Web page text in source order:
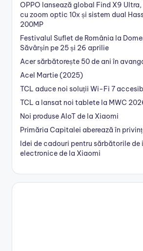
OPPO lansează global Find X9
cu zoom optic 10x și sistem dual
200MP
Festivalul Suflet de România la
Săvârșin pe 25 și 26 aprilie
Acer sărbătorește 50 de ani în
Acel Martie (2025)
TCL aduce noi soluții Wi-Fi 7
TCL a lansat noi tablete la MWC
Noi produse AIoT de la Xiaomi
Primăria Capitalei aberează în
Idei de cadouri pentru sărbătorile de
electronice de la Xiaomi